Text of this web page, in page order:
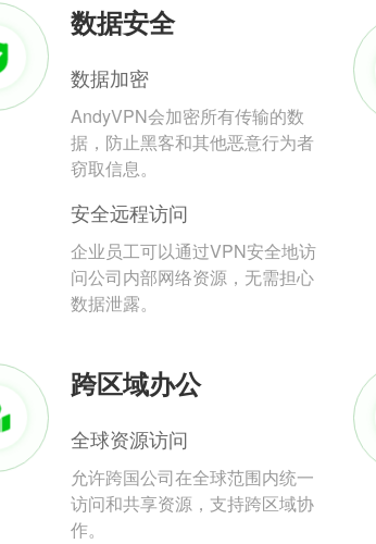
数据安全
数据加密
AndyVPN会加密所有传输的数
据，防止黑客和其他恶意行为者
窃取信息。
安全远程访问
企业员工可以通过VPN安全地访
问公司内部网络资源，无需担心
数据泄露。
跨区域办公
全球资源访问
允许跨国公司在全球范围内统一
访问和共享资源，支持跨区域协
作。